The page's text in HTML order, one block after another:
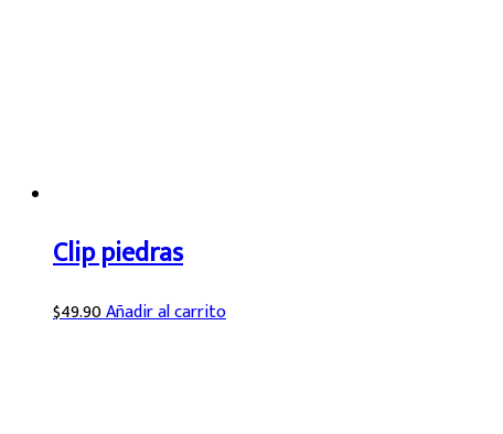
Clip piedras
$49.90Añadir al carrito